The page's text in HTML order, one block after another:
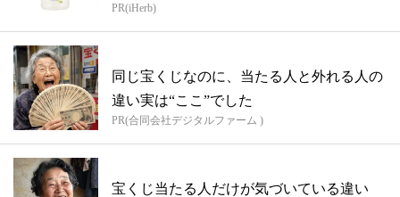
PR(iHerb)
同じ宝くじなのに、当たる人と外れる人の
違い実は“ここ”でした
PR(合同会社デジタルファーム )
宝くじ当たる人だけが気づいている違い